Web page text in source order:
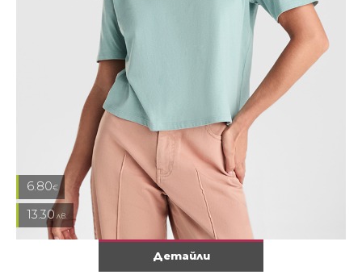
Детайли
6.80€
13.30 лв.